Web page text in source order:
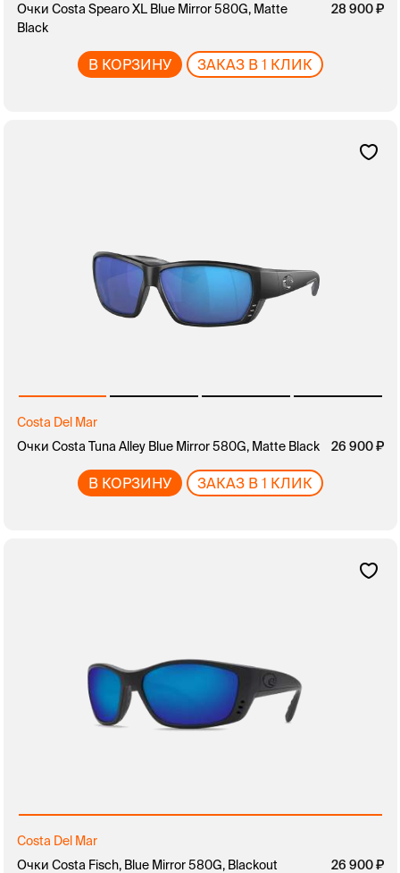
Очки Costa Spearo XL Blue Mirror 580G, Matte
Black
28 900
В КОРЗИНУ ЗАКАЗ В 1 КЛИК
Costa Del Mar
Очки Costa Tuna Alley Blue Mirror 580G, Matte Black
26 900
В КОРЗИНУ ЗАКАЗ В 1 КЛИК
Costa Del Mar
Очки Costa Fisch, Blue Mirror 580G, Blackout
26 900